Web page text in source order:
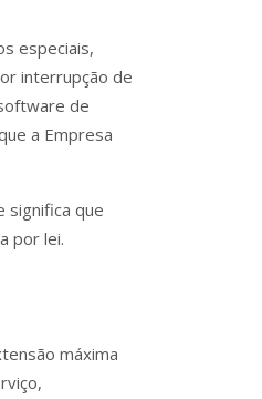
especiais,
interrupção de
de
a Empresa
significa que
por lei.
máxima